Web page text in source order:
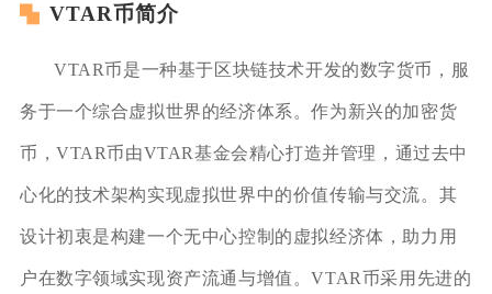
VTAR币简介
VTAR币是一种基于区块链技术开发的数字货币，服
务于一个综合虚拟世界的经济体系。作为新兴的加密货
币，VTAR币由VTAR基金会精心打造并管理，通过去中
心化的技术架构实现虚拟世界中的价值传输与交流。其
设计初衷是构建一个无中心控制的虚拟经济体，助力用
户在数字领域实现资产流通与增值。VTAR币采用先进的